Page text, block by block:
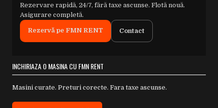
Rezervare rapidă, 24/7, fără taxe ascunse. Flotă nouă.
Asigurare completă.
Rezervă pe FMN RENT Contact
INCHIRIAZA O MASINA CU FMN RENT
Masini curate. Preturi corecte. Fara taxe ascunse.